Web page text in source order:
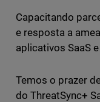
Capacitando
e resposta a
aplicativos SaaS
Temos o prazer
do ThreatSync+